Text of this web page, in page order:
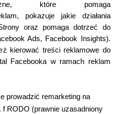
które pomaga
pokazuje jakie działania
oraz pomaga dotrzeć do
Ads, Facebook Insights).
ż kierować treści reklamowe do
Facebooka w ramach reklam
e prowadzić remarketing na
f RODO (prawnie uzasadniony